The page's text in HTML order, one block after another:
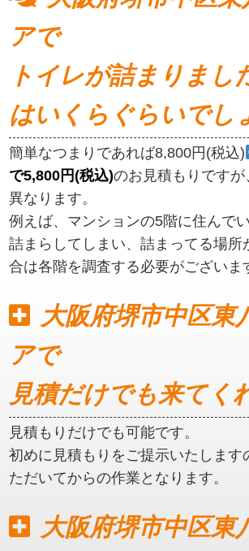
アで
トイレが詰まりまし
はいくらぐらいでし
簡単なつまりであれば8,800円(税込)
で5,800円(税込)のお見積もりです
異なります。
例えば、マンションの5階に住んで
詰まらしてしまい、詰まってる場所
合は各階を調査する必要がございま
大阪府堺市中区東
アで
見積だけでも来てく
見積もりだけでも可能です。
初めに見積もりをご提示いたします
ただいてからの作業となります。
大阪府堺市中区東